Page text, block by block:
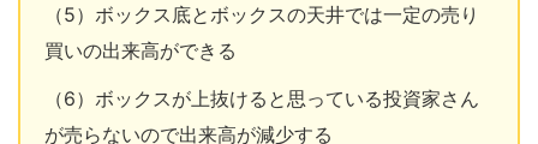
（5）ボックス底とボックスの天井では一定の売り
買いの出来高ができる
（6）ボックスが上抜けると思っている投資家さん
が売らないので出来高が減少する